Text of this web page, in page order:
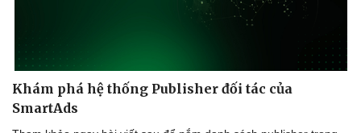
Khám phá hệ thống Publisher đối tác của
SmartAds